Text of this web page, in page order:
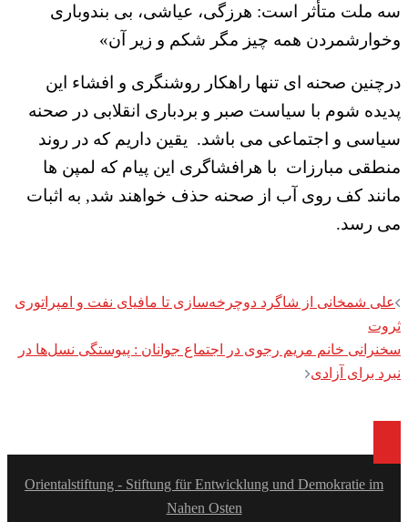
سه ملت متأثر است: هرزگی، عياشی، بی بندوباری
وخوارشمردن همه چيز مگر شكم و زير آن»
درچنین صحنه ای تنها راهکار روشنگری و افشاء این
پدیده شوم با سیاست صبر و بردباری انقلابی در صحنه
سیاسی و اجتماعی می باشد. یقین داریم که در روند
منطقی مبارزات با هرافشاگری این پیام که لمپن ها
مانند کف روی آب از صحنه حذف خواهند شد, به اثبات
می رسد.
Post
navigation
علی شمخانی از شاگرد دوچرخه‌سازی تا مافیای نفت و امپراتوری
ثروت
سخنرانی خانم مریم رجوی در اجتماع جوانان : پیوستگی نسل‌ها در
نبرد برای آزادی
Orientalstiftung - Stiftung für Entwicklung und Demokratie im
Nahen Osten